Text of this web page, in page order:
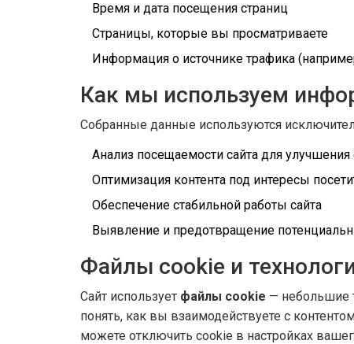
Время и дата посещения страниц
Страницы, которые вы просматриваете
Информация о источнике трафика
Как мы используем
Собранные данные используются
Анализ посещаемости сайта для
Оптимизация контента под интересы
Обеспечение стабильной работы сайта
Выявление и предотвращение
Файлы cookie и
Сайт использует файлы cookie — небольшие
понять, как вы взаимодействуете с
можете отключить cookie в настройках